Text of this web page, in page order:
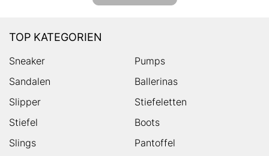
TOP KATEGORIEN
Sneaker
Pumps
Sandalen
Ballerinas
Slipper
Stiefeletten
Stiefel
Boots
Slings
Pantoffel